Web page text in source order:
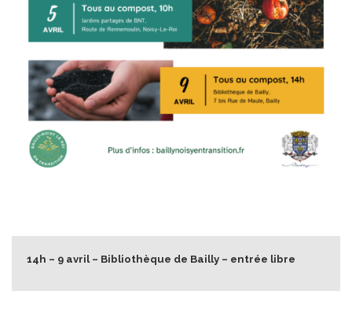
14h – 9 avril – Bibliothèque de Bailly – entrée libre